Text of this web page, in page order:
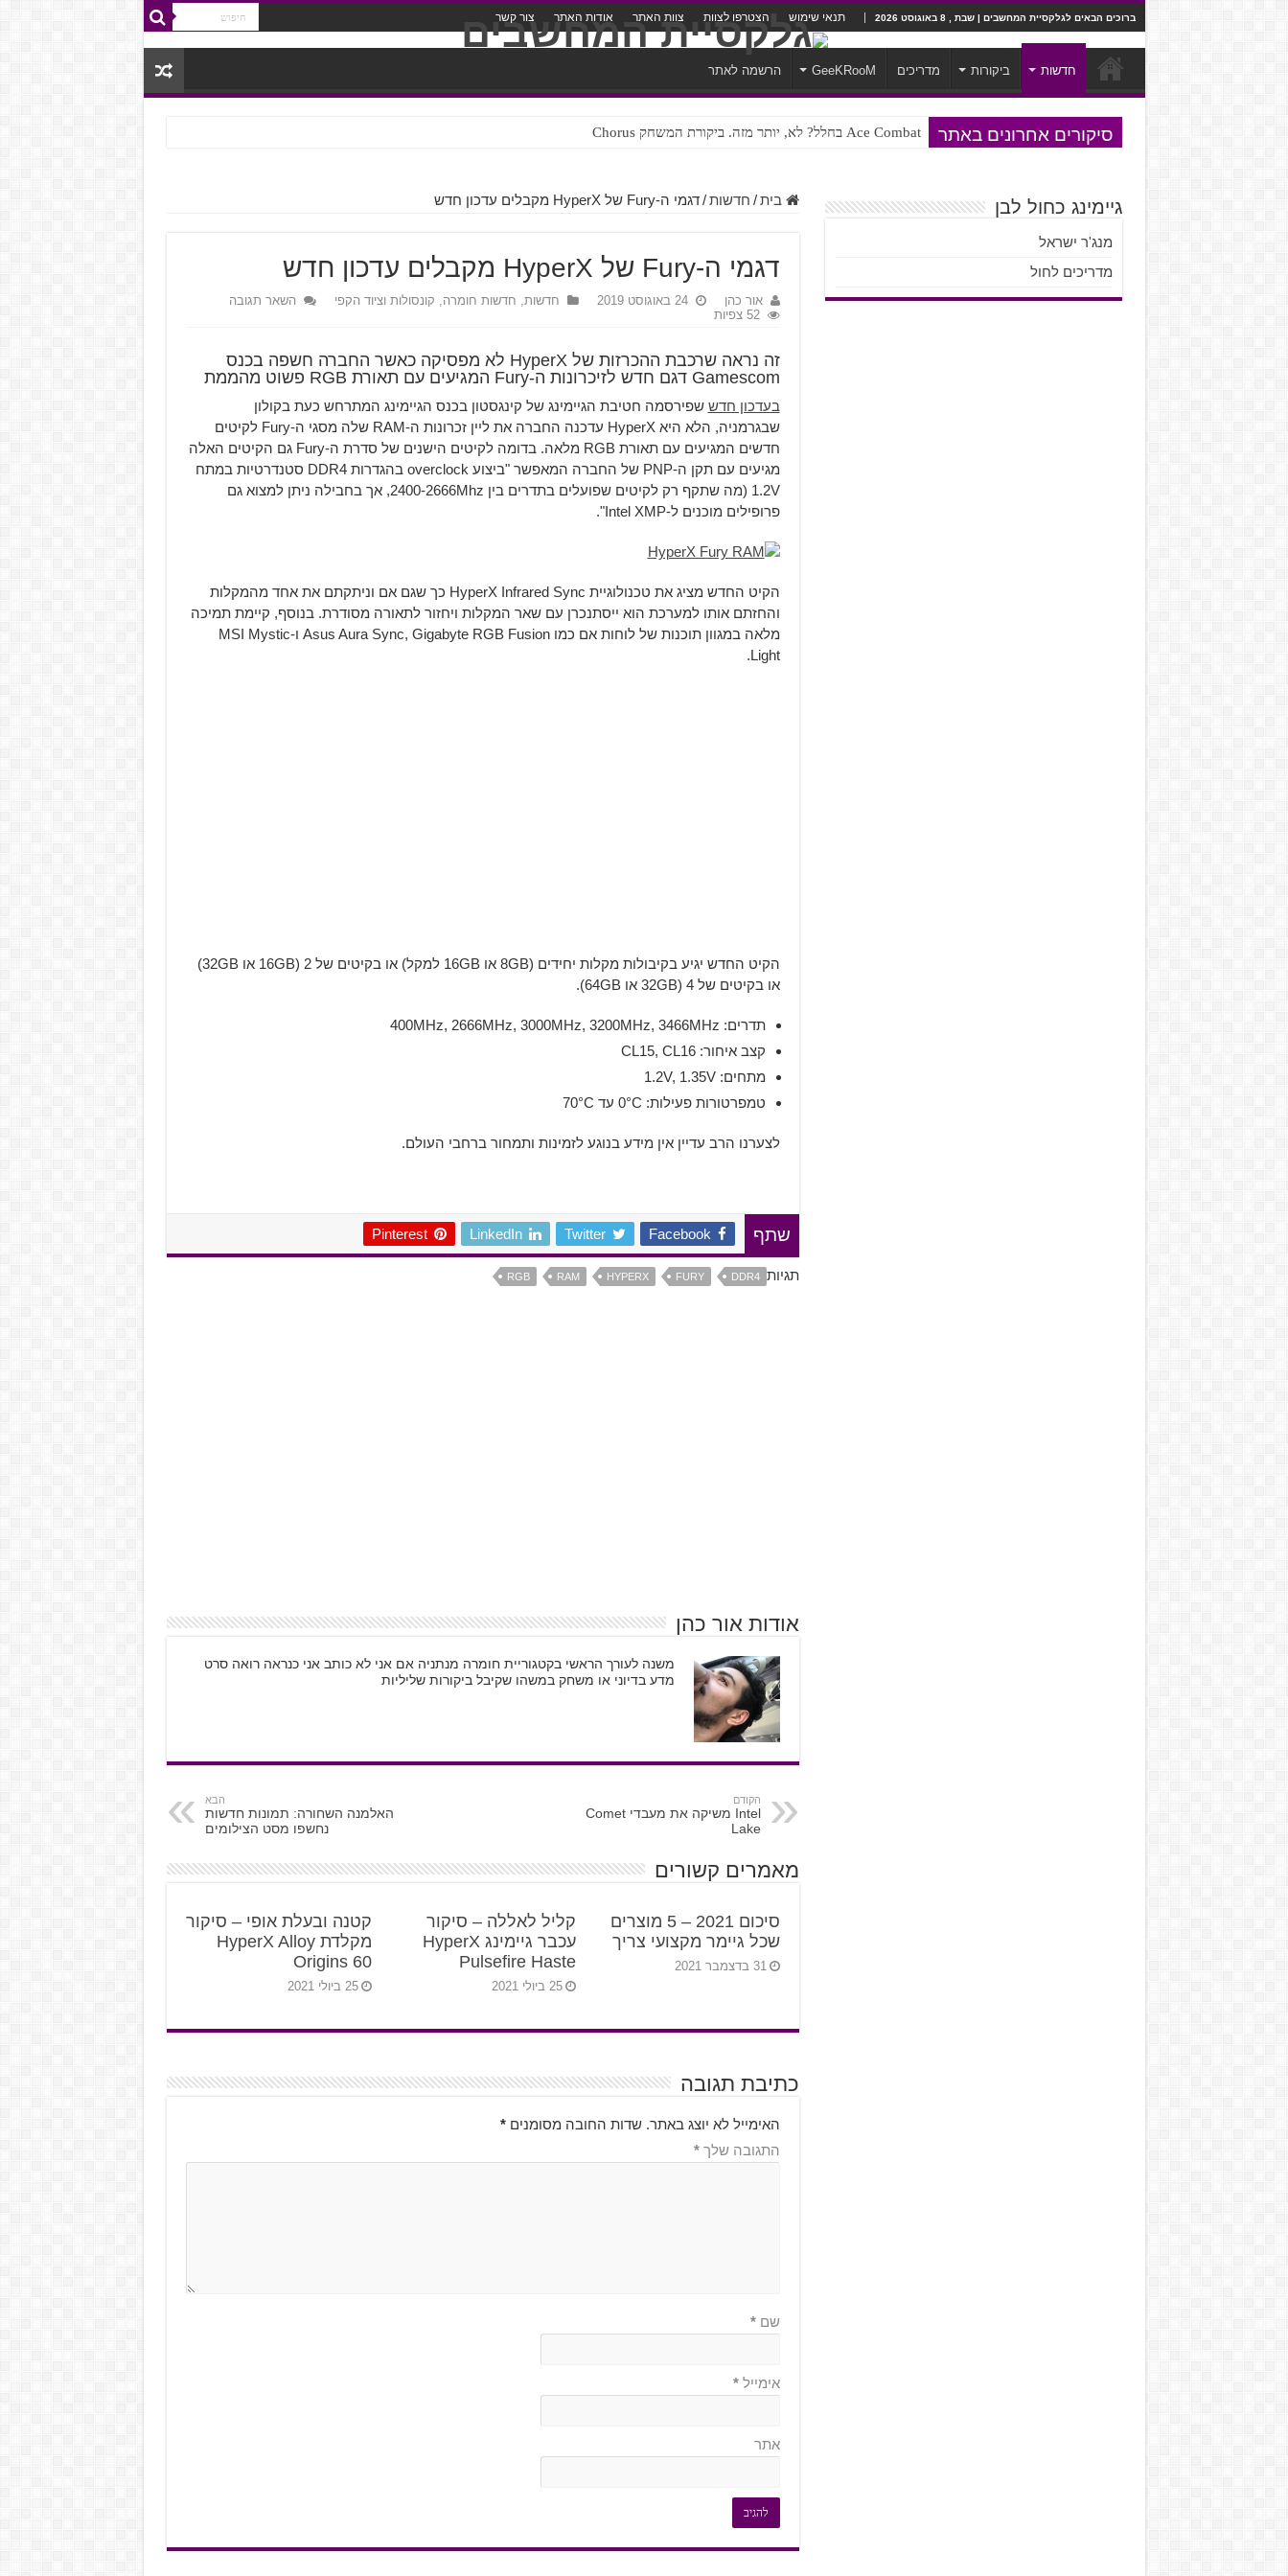
ברוכים הבאים לגלקסיית המחשבים | שבת , 8 באוגוסט 2026 תנאי שימוש הצטרפו לצוות צוות האתר אודות האתר צור קשר
חדשות ביקורות מדריכים GeeKRooM הרשמה לאתר
סיקורים אחרונים באתר Ace Combat בחלל? לא, יותר מזה. ביקורת המשחק Chorus
Steven Universe והשירים שתורגמו בצורה נוראית לעברית
בית / חדשות / דגמי ה-Fury של HyperX מקבלים עדכון חדש
דגמי ה-Fury של HyperX מקבלים עדכון חדש
אור כהן 24 באוגוסט 2019 חדשות, חדשות חומרה, קונסולות וציוד הקפי
השאר תגובה
52 צפיות
זה נראה שרכבת ההכרזות של HyperX לא מפסיקה כאשר החברה חשפה בכנס
Gamescom דגם חדש לזיכרונות ה-Fury המגיעים עם תאורת RGB פשוט מהממת
בעדכון חדש שפירסמה חטיבת הגיימינג של קינגסטון בכנס הגיימינג המתרחש כעת בקולון
שבגרמניה, הלא היא HyperX עדכנה החברה את ליין זכרונות ה-RAM שלה מסגי ה-Fury לקיטים
חדשים המגיעים עם תאורת RGB מלאה. בדומה לקיטים הישנים של סדרת ה-Fury גם הקיטים האלה
מגיעים עם תקן ה-PNP של החברה המאפשר "ביצוע overclock בהגדרות DDR4 סטנדרטיות במתח
1.2V (מה שתקף רק לקיטים שפועלים בתדרים בין 2400-2666Mhz, אך בחבילה ניתן למצוא גם
פרופילים מוכנים ל-Intel XMP".
הקיט החדש מציג את טכנולוגיית HyperX Infrared Sync כך שגם אם וניתקתם את אחד מהמקלות
והחזתם אותו למערכת הוא ייסתנכרן עם שאר המקלות ויחזור לתאורה מסודרת. בנוסף, קיימת תמיכה
מלאה במגוון תוכנות של לוחות אם כמו Asus Aura Sync, Gigabyte RGB Fusion ו-MSI Mystic
Light.
הקיט החדש יגיע בקיבולות מקלות יחידים (8GB או 16GB למקל) או בקיטים של 2 (16GB או 32GB)
או בקיטים של 4 (32GB או 64GB).
תדרים: 400MHz, 2666MHz, 3000MHz, 3200MHz, 3466MHz
קצב איחור: CL15, CL16
מתחים: 1.2V, 1.35V
טמפרטורות פעילות: 0°C עד 70°C
לצערנו הרב עדיין אין מידע בנוגע לזמינות ותמחור ברחבי העולם.
שתף Facebook
Twitter
LinkedIn
Pinterest
תגיות DDR4
FURY
HYPERX
RAM
RGB
אודות אור כהן
משנה לעורך הראשי בקטגוריית חומרה מנתניה אם אני לא כותב אני כנראה רואה סרט
מדע בדיוני או משחק במשהו שקיבל ביקורות שליליות
הקודם
Intel משיקה את מעבדי Comet
Lake
הבא
האלמנה השחורה: תמונות חדשות
נחשפו מסט הצילומים
מאמרים קשורים
סיכום 2021 – 5 מוצרים
שכל גיימר מקצועי צריך
31 בדצמבר 2021
קליל לאללה – סיקור
עכבר גיימינג HyperX
Pulsefire Haste
25 ביולי 2021
קטנה ובעלת אופי – סיקור
מקלדת HyperX Alloy
Origins 60
25 ביולי 2021
כתיבת תגובה
האימייל לא יוצג באתר. שדות החובה מסומנים*
התגובה שלך*
שם*
אימייל*
אתר
גיימינג כחול לבן
מנג'ר ישראל
מדריכים לחול